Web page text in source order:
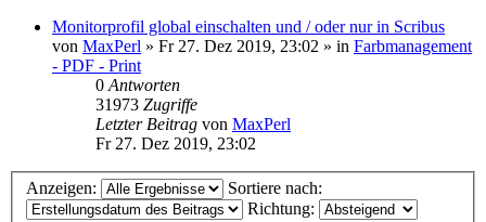
Monitorprofil global einschalten und / oder nur in Scribus
von MaxPerl » Fr 27. Dez 2019, 23:02 » in Farbmanagement
- PDF - Print
0 Antworten
31973 Zugriffe
Letzter Beitrag von MaxPerl
Fr 27. Dez 2019, 23:02
Anzeigen:
Sortiere nach:
Richtung: